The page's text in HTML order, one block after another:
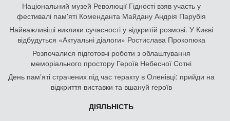
Національний музей Революції Гідності взяв участь у
фестивалі пам'яті Коменданта Майдану Андрія Парубія
Найважливіші виклики сучасності у відкритій розмові. У Києві
відбудуться «Актуальні діалоги» Ростислава Прокопюка
Розпочалися підготовчі роботи з облаштування
меморіального простору Героїв Небесної Сотні
День памʼяті страчених під час теракту в Оленівці: прийди на
відкриття виставки та вшануй героїв
ДІЯЛЬНІСТЬ